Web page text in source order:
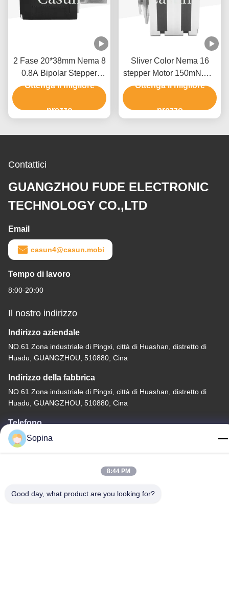
2 Fase 20*38mm Nema 8
0.8A Bipolar Stepper
Motor Personalizzazione
Ottenga il migliore
prezzo
Sliver Color Nema 16
stepper Motor 150mN.M 8
V Multilayer Per
Ottenga il migliore
prezzo
Contattici
GUANGZHOU FUDE ELECTRONIC
TECHNOLOGY CO.,LTD
Email
casun4@casun.mobi
Tempo di lavoro
8:00-20:00
Il nostro indirizzo
Indirizzo aziendale
NO.61 Zona industriale di Pingxi, città di Huashan, distretto di
Huadu, GUANGZHOU, 510880, Cina
Indirizzo della fabbrica
NO.61 Zona industriale di Pingxi, città di Huashan, distretto di
Huadu, GUANGZHOU, 510880, Cina
Telefono
86-13539447986
Buona qualità della Cina motore passo-passo ibrido Fornitore. ©
Sopina
8:44 PM
Good day, what product are you looking for?